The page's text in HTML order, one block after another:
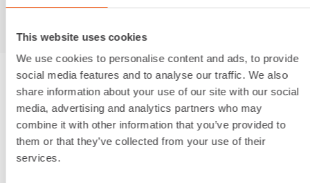
This website uses cookies
We use cookies to personalise content and ads, to provide
social media features and to analyse our traffic. We also
share information about your use of our site with our social
media, advertising and analytics partners who may
combine it with other information that you’ve provided to
them or that they’ve collected from your use of their
services.
Renta/Työmaapalvelut
Muut asennukset